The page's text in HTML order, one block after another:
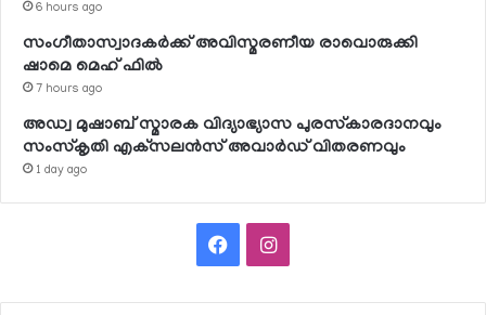
6 hours ago
സംഗീതാസ്വാദകര്‍ക്ക് അവിസ്മരണീയ രാവൊരുക്കി
ഷാമെ മെഹ് ഫില്‍
7 hours ago
അഡ്വ മുഷാബ് സ്മാരക വിദ്യാഭ്യാസ പുരസ്‌കാരദാനവും
സംസ്‌കൃതി എക്‌സലന്‍സ് അവാര്‍ഡ് വിതരണവും
1 day ago
FacebookInstagram